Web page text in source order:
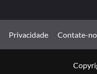
Privacidade Contate-